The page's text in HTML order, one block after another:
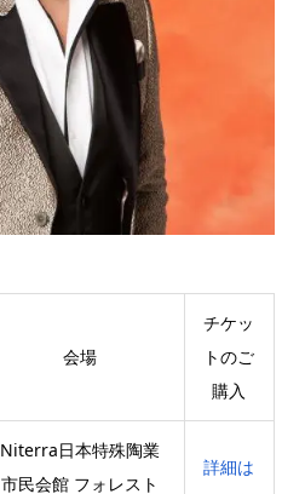
会場
チケッ
トのご
購入
Niterra日本特殊陶業
市民会館 フォレスト
詳細は